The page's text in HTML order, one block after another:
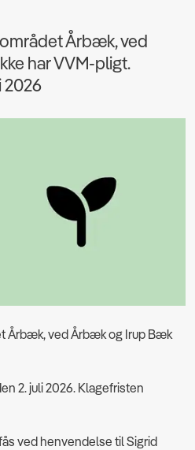
Årbæk, ved
har VVM-pligt.
2026
Årbæk, ved Årbæk og Irup Bæk
2. juli 2026. Klagefristen
ved henvendelse til Sigrid